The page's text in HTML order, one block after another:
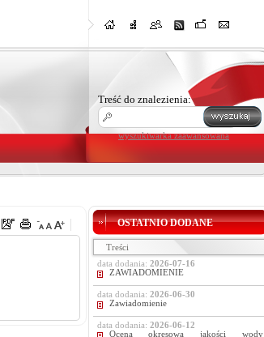
Treść do znalezienia:
wyszukiwarka zaawansowana
OSTATNIO DODANE
Treści
data dodania: 2026-07-16
ZAWIADOMIENIE
data dodania: 2026-06-30
Zawiadomienie
data dodania: 2026-06-12
Ocena okresowa jakości wody